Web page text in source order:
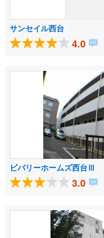
サンセイル西台
4.0
ビバリーホームズ西台Ⅲ
3.0